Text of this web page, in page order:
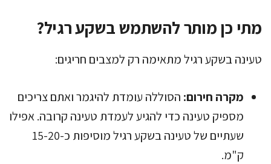
מתי כן מותר להשתמש בשקע רגיל?
טעינה בשקע רגיל מתאימה רק למצבים חריגים:
מקרה חירום: הסוללה עומדת להיגמר ואתם צריכים
מספיק טעינה כדי להגיע לעמדת טעינה קרובה. אפילו
שעתיים של טעינה בשקע רגיל מוסיפות כ-15-20
ק"מ.